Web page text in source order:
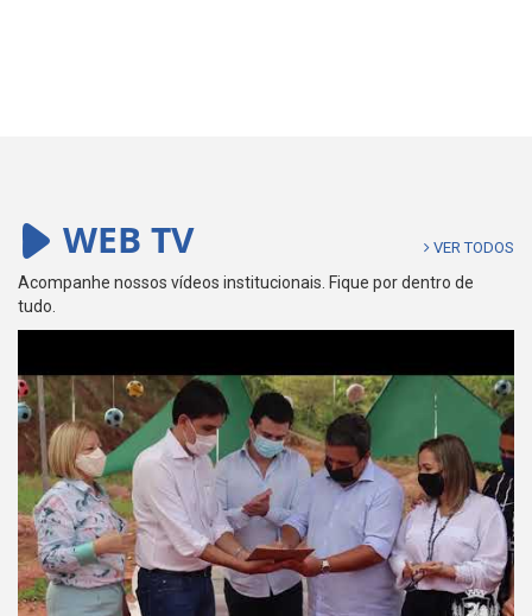
WEB TV VER TODOS
Acompanhe nossos vídeos institucionais. Fique por dentro de
tudo.